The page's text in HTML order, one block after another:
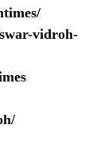
vidroh-